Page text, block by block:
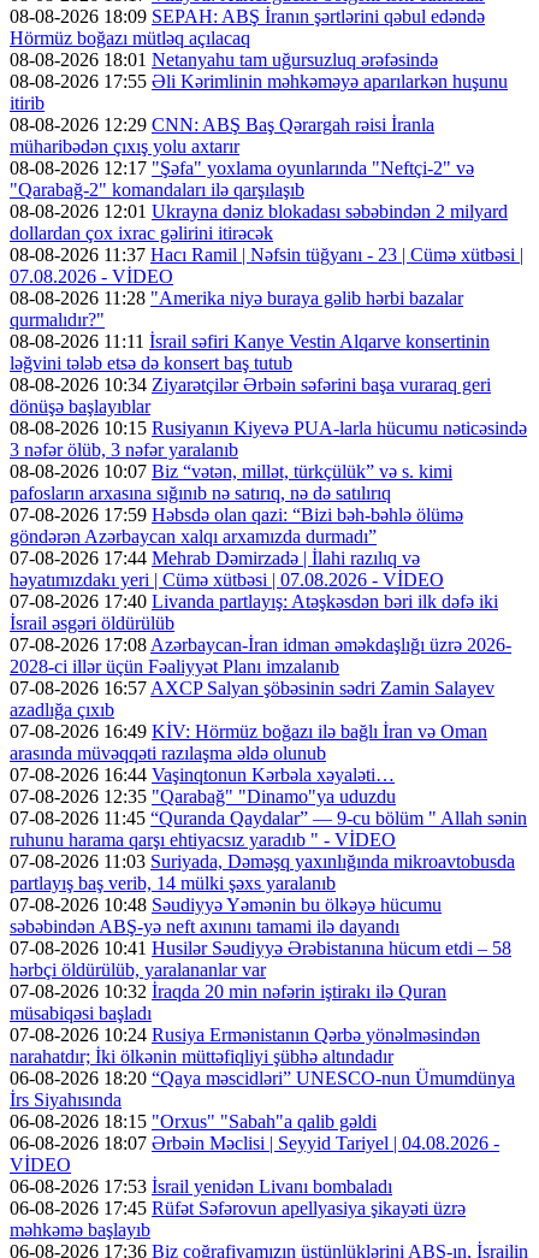
08-08-2026 18:09 SEPAH: ABŞ İranın şərtlərini qəbul edəndə
Hörmüz boğazı mütləq açılacaq
08-08-2026 18:01 Netanyahu tam uğursuzluq ərəfəsində
08-08-2026 17:55 Əli Kərimlinin məhkəməyə aparılarkən huşunu
itirib
08-08-2026 12:29 CNN: ABŞ Baş Qərargah rəisi İranla
müharibədən çıxış yolu axtarır
08-08-2026 12:17 "Şəfa" yoxlama oyunlarında "Neftçi-2" və
"Qarabağ-2" komandaları ilə qarşılaşıb
08-08-2026 12:01 Ukrayna dəniz blokadası səbəbindən 2 milyard
dollardan çox ixrac gəlirini itirəcək
08-08-2026 11:37 Hacı Ramil | Nəfsin tüğyanı - 23 | Cümə xütbəsi |
07.08.2026 - VİDEO
08-08-2026 11:28 "Amerika niyə buraya gəlib hərbi bazalar
qurmalıdır?"
08-08-2026 11:11 İsrail səfiri Kanye Vestin Alqarve konsertinin
ləğvini tələb etsə də konsert baş tutub
08-08-2026 10:34 Ziyarətçilər Ərbəin səfərini başa vuraraq geri
dönüşə başlayıblar
08-08-2026 10:15 Rusiyanın Kiyevə PUA-larla hücumu nəticəsində
3 nəfər ölüb, 3 nəfər yaralanıb
08-08-2026 10:07 Biz “vətən, millət, türkçülük” və s. kimi
pafosların arxasına sığınıb nə satırıq, nə də satılırıq
07-08-2026 17:59 Həbsdə olan qazi: “Bizi bəh-bəhlə ölümə
göndərən Azərbaycan xalqı arxamızda durmadı”
07-08-2026 17:44 Mehrab Dəmirzadə | İlahi razılıq və
həyatımızdakı yeri | Cümə xütbəsi | 07.08.2026 - VİDEO
07-08-2026 17:40 Livanda partlayış: Atəşkəsdən bəri ilk dəfə iki
İsrail əsgəri öldürülüb
07-08-2026 17:08 Azərbaycan-İran idman əməkdaşlığı üzrə 2026-
2028-ci illər üçün Fəaliyyət Planı imzalanıb
07-08-2026 16:57 AXCP Salyan şöbəsinin sədri Zamin Salayev
azadlığa çıxıb
07-08-2026 16:49 KİV: Hörmüz boğazı ilə bağlı İran və Oman
arasında müvəqqəti razılaşma əldə olunub
07-08-2026 16:44 Vaşinqtonun Kərbəla xəyaləti…
07-08-2026 12:35 "Qarabağ" "Dinamo"ya uduzdu
07-08-2026 11:45 “Quranda Qaydalar” — 9-cu bölüm " Allah sənin
ruhunu harama qarşı ehtiyacsız yaradıb " - VİDEO
07-08-2026 11:03 Suriyada, Dəməşq yaxınlığında mikroavtobusda
partlayış baş verib, 14 mülki şəxs yaralanıb
07-08-2026 10:48 Səudiyyə Yəmənin bu ölkəyə hücumu
səbəbindən ABŞ-yə neft axınını tamami ilə dayandı
07-08-2026 10:41 Husilər Səudiyyə Ərəbistanına hücum etdi – 58
hərbçi öldürülüb, yaralananlar var
07-08-2026 10:32 İraqda 20 min nəfərin iştirakı ilə Quran
müsabiqəsi başladı
07-08-2026 10:24 Rusiya Ermənistanın Qərbə yönəlməsindən
narahatdır; İki ölkənin müttəfiqliyi şübhə altındadır
06-08-2026 18:20 “Qaya məscidləri” UNESCO-nun Ümumdünya
İrs Siyahısında
06-08-2026 18:15 "Orxus" "Sabah"a qalib gəldi
06-08-2026 18:07 Ərbəin Məclisi | Seyyid Tariyel | 04.08.2026 -
VİDEO
06-08-2026 17:53 İsrail yenidən Livanı bombaladı
06-08-2026 17:45 Rüfət Səfərovun apellyasiya şikayəti üzrə
məhkəmə başlayıb
06-08-2026 17:36 Biz coğrafiyamızın üstünlüklərini ABŞ-ın, İsrailin